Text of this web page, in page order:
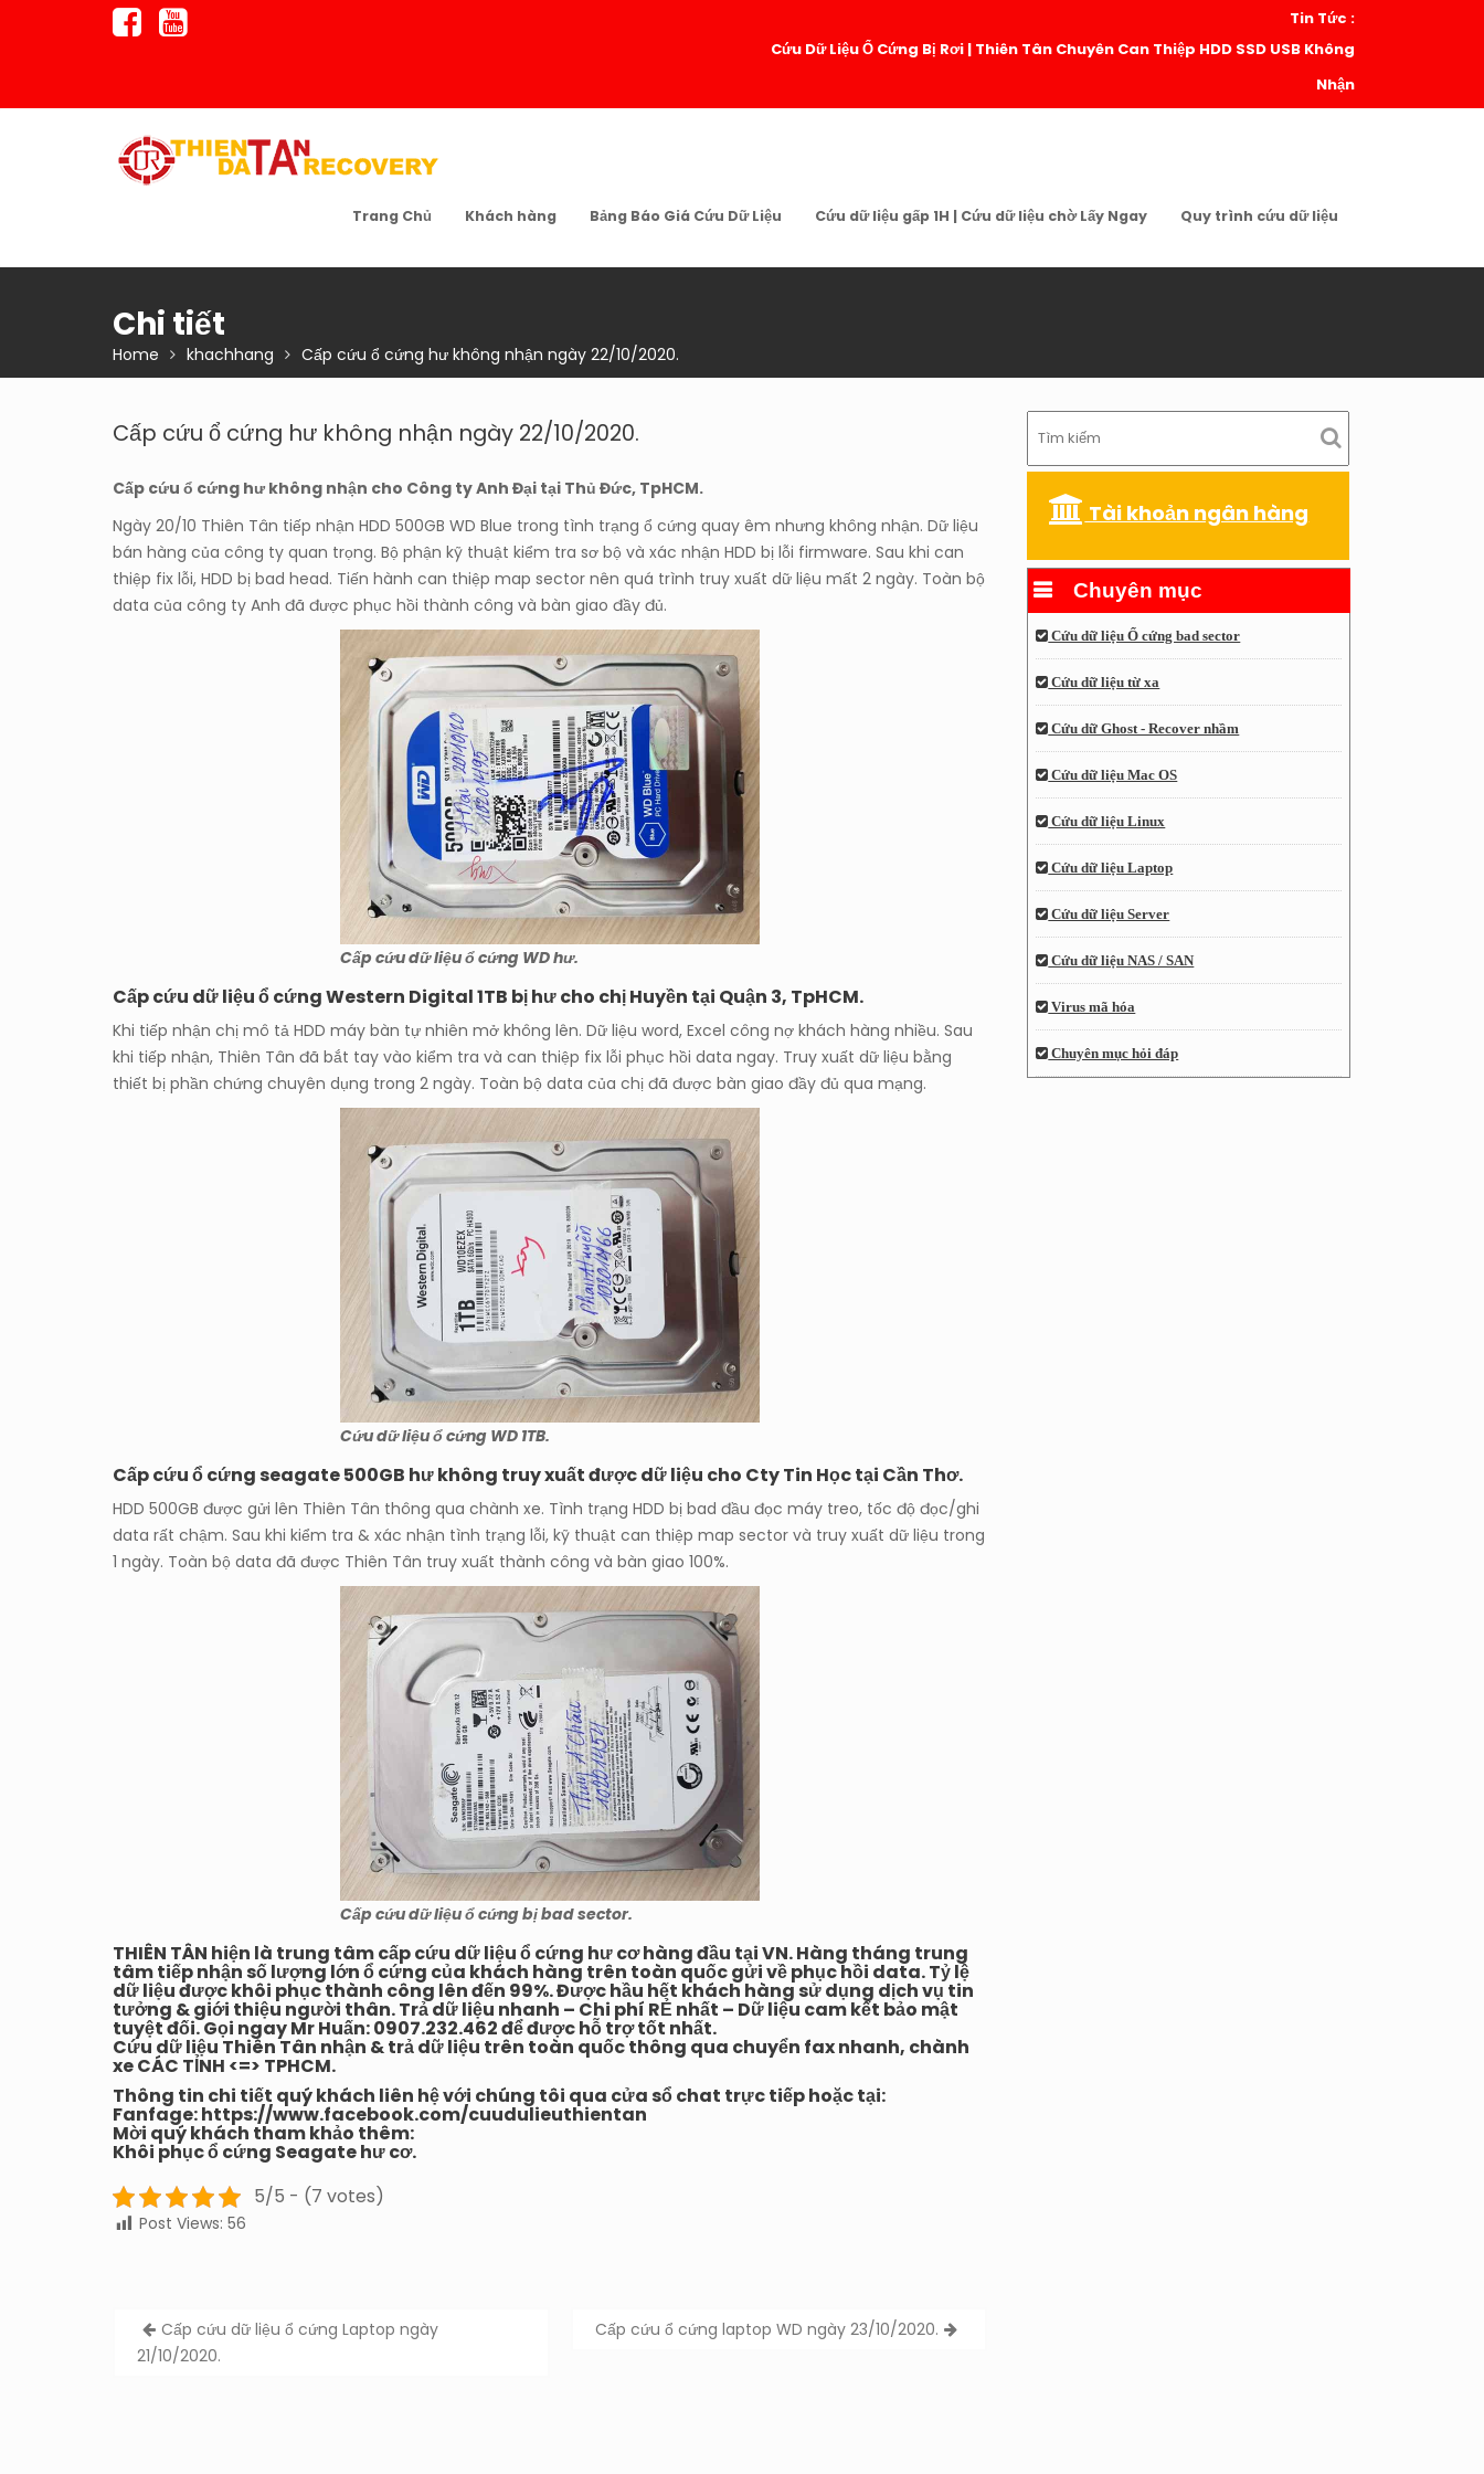
Tin Tức :
Cứu Dữ Liệu Ổ Cứng Bị Rơi | Thiên Tân Chuyên Can Thiệp HDD SSD USB Không
Nhận
Trang Chủ Khách hàng Bảng Báo Giá Cứu Dữ Liệu Cứu dữ liệu gấp 1H | Cứu dữ liệu chờ Lấy Ngay Quy trình cứu dữ liệu
Chi tiết
Home khachhang Cấp cứu ổ cứng hư không nhận ngày 22/10/2020.
Cấp cứu ổ cứng hư không nhận ngày 22/10/2020.
Cấp cứu ổ cứng hư không nhận cho Công ty Anh Đại tại Thủ Đức, TpHCM.
Ngày 20/10 Thiên Tân tiếp nhận HDD 500GB WD Blue trong tình trạng ổ cứng quay êm nhưng không nhận. Dữ liệu
bán hàng của công ty quan trọng. Bộ phận kỹ thuật kiểm tra sơ bộ và xác nhận HDD bị lỗi firmware. Sau khi can
thiệp fix lỗi, HDD bị bad head. Tiến hành can thiệp map sector nên quá trình truy xuất dữ liệu mất 2 ngày. Toàn bộ
data của công ty Anh đã được phục hồi thành công và bàn giao đầy đủ.
Cấp cứu dữ liệu ổ cứng WD hư.
Cấp cứu dữ liệu ổ cứng Western Digital 1TB bị hư cho chị Huyền tại Quận 3, TpHCM.
Khi tiếp nhận chị mô tả HDD máy bàn tự nhiên mở không lên. Dữ liệu word, Excel công nợ khách hàng nhiều. Sau
khi tiếp nhận, Thiên Tân đã bắt tay vào kiểm tra và can thiệp fix lỗi phục hồi data ngay. Truy xuất dữ liệu bằng
thiết bị phần chứng chuyên dụng trong 2 ngày. Toàn bộ data của chị đã được bàn giao đầy đủ qua mạng.
Cứu dữ liệu ổ cứng WD 1TB.
Cấp cứu ổ cứng seagate 500GB hư không truy xuất được dữ liệu cho Cty Tin Học tại Cần Thơ.
HDD 500GB được gửi lên Thiên Tân thông qua chành xe. Tình trạng HDD bị bad đầu đọc máy treo, tốc độ đọc/ghi
data rất chậm. Sau khi kiểm tra & xác nhận tình trạng lỗi, kỹ thuật can thiệp map sector và truy xuất dữ liệu trong
1 ngày. Toàn bộ data đã được Thiên Tân truy xuất thành công và bàn giao 100%.
Cấp cứu dữ liệu ổ cứng bị bad sector.
THIÊN TÂN hiện là trung tâm cấp cứu dữ liệu ổ cứng hư cơ hàng đầu tại VN.Hàng tháng trung
tâm tiếp nhận số lượng lớn ổ cứng của khách hàng trên toàn quốc gửi về phục hồi data. Tỷ lệ
dữ liệu được khôi phục thành công lên đến 99%. Được hầu hết khách hàng sử dụng dịch vụ tin
tưởng & giới thiệu người thân. Trả dữ liệu nhanh – Chi phí RẺ nhất – Dữ liệu cam kết bảo mật
tuyệt đối. Gọi ngay Mr Huấn: 0907.232.462để được hỗ trợ tốt nhất.
Cứu dữ liệu Thiên Tân nhận & trả dữ liệu trên toàn quốc thông qua chuyển fax nhanh, chành
xe CÁC TỈNH <=> TPHCM.
Thông tin chi tiết quý khách liên hệ với chúng tôi qua cửa sổ chat trực tiếp hoặc tại:
Fanfage:https://www.facebook.com/cuudulieuthientan
Mời quý khách tham khảo thêm:
Khôi phục ổ cứng Seagate hư cơ.
5/5 - (7 votes)
Post Views: 56
Post
navigation
Cấp cứu dữ liệu ổ cứng Laptop ngày
21/10/2020.
Cấp cứu ổ cứng laptop WD ngày 23/10/2020.
Tài khoản ngân hàng
Chuyên mục
Cứu dữ liệu Ổ cứng bad sector
Cứu dữ liệu từ xa
Cứu dữ Ghost - Recover nhầm
Cứu dữ liệu Mac OS
Cứu dữ liệu Linux
Cứu dữ liệu Laptop
Cứu dữ liệu Server
Cứu dữ liệu NAS / SAN
Virus mã hóa
Chuyên mục hỏi đáp